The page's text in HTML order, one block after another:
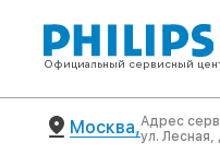
Официальный сервисный
Москва,Адрес
ул. Лесная,